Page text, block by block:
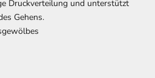
Druckverteilung und unterstützt
Gehens.